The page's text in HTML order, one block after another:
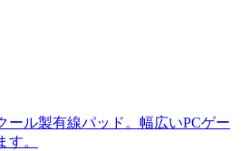
ール製有線パッド。幅広いPCゲー
す。